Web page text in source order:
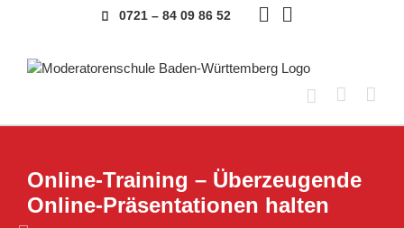
0721 – 84 09 86 52
Online-Training – Überzeugende
Online-Präsentationen halten